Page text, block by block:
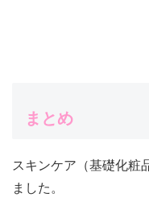
まとめ
スキンケア（基礎化粧
ました。